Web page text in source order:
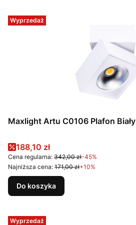
Wyprzedaż
Maxlight Artu C0106 Plafon Biały
Cena promocyjna
188,10 zł
Cena regularna: 342,00 zł-45%
Najniższa cena: 171,00 zł+10%
Do koszyka
Wyprzedaż